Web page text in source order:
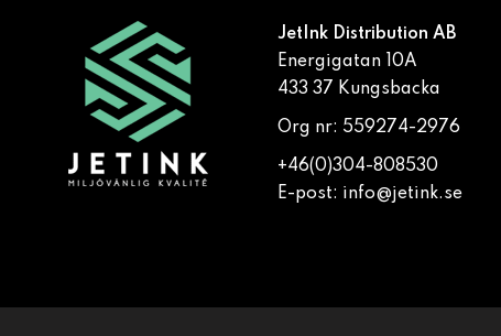
JetInk Distribution AB
Energigatan 10A
433 37 Kungsbacka
Org nr: 559274-2976
+46(0)304-808530
E-post: info@jetink.se